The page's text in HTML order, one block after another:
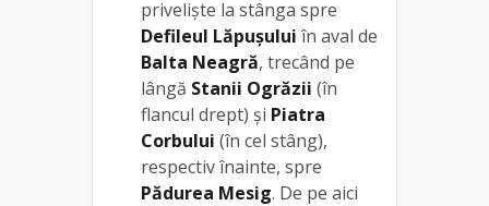
priveliște la stânga spre
Defileul Lăpușului în aval de
Balta Neagră, trecând pe
lângă Stanii Ogrăzii (în
flancul drept) și Piatra
Corbului (în cel stâng),
respectiv înainte, spre
Pădurea Mesig. De pe aici